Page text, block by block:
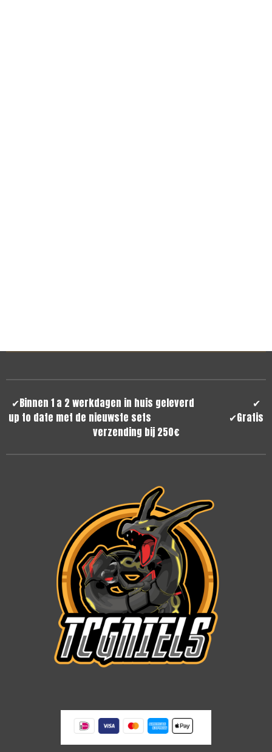
✔Binnen 1 a 2 werkdagen in huis geleverd ✔
up to date met de nieuwste sets ✔Gratis
verzending bij 250€